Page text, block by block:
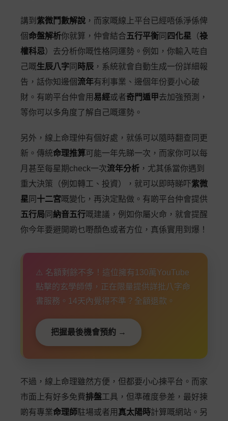
講到 紫微鬥數解說 ，而家嘅線上平台已經唔係淨係俾
個 命盤解析你就算，仲會結合五行平衡 同 四化星 （祿
權科忌）去分析你嘅性格同運勢。例如，你輸入咗自
己嘅生辰八字 同 時辰 ，系統就會自動生成一份詳細報
告，話你知邊個 流年有利事業、邊個年份要小心破
財。有啲平台仲會用 易經或者奇門遁甲去加強預測，
等你可以多角度了解自己嘅運勢。
另外，線上命理仲有個好處，就係可以隨時翻查同更
新。傳統命理推算可能一年先睇一次，而家你可以每
月甚至每星期check一次流年分析 ，尤其係當你遇到
重大決策（例如轉工、投資），就可以即時睇吓紫微
星 同 十二宮嘅變化，再決定點做。有啲平台仲會提供
五行局 同 納音五行嘅建議，例如你屬火命，就會提醒
你今年要避開啲乜嘢顏色或者方位，真係實用到爆！
⚠️ 名額剩餘不多！這位擁有130萬YouTube
點擊的玄學師傅，正在限量提供詳批八字命
書服務。14天內覺得不準？全額退款。
把握最後機會預約 →
不過，線上命理雖然方便，但都要小心揀平台。而家
市面上有好多免費排盤工具，但準確度參差，最好揀
啲有專業命理師駐場或者用 真太陽時計算嘅網站。另